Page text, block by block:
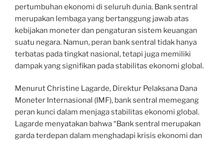
pertumbuhan ekonomi di seluruh dunia. Bank sentral
merupakan lembaga yang bertanggung jawab atas
kebijakan moneter dan pengaturan sistem keuangan
suatu negara. Namun, peran bank sentral tidak hanya
terbatas pada tingkat nasional, tetapi juga memiliki
dampak yang signifikan pada stabilitas ekonomi global.
Menurut Christine Lagarde, Direktur Pelaksana Dana
Moneter Internasional (IMF), bank sentral memegang
peran kunci dalam menjaga stabilitas ekonomi global.
Lagarde menyatakan bahwa “Bank sentral merupakan
garda terdepan dalam menghadapi krisis ekonomi dan